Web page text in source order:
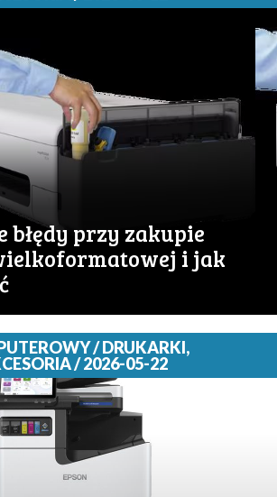
błędy przy zakupie
i jak
/ DRUKARKI,
/ 2026-05-22